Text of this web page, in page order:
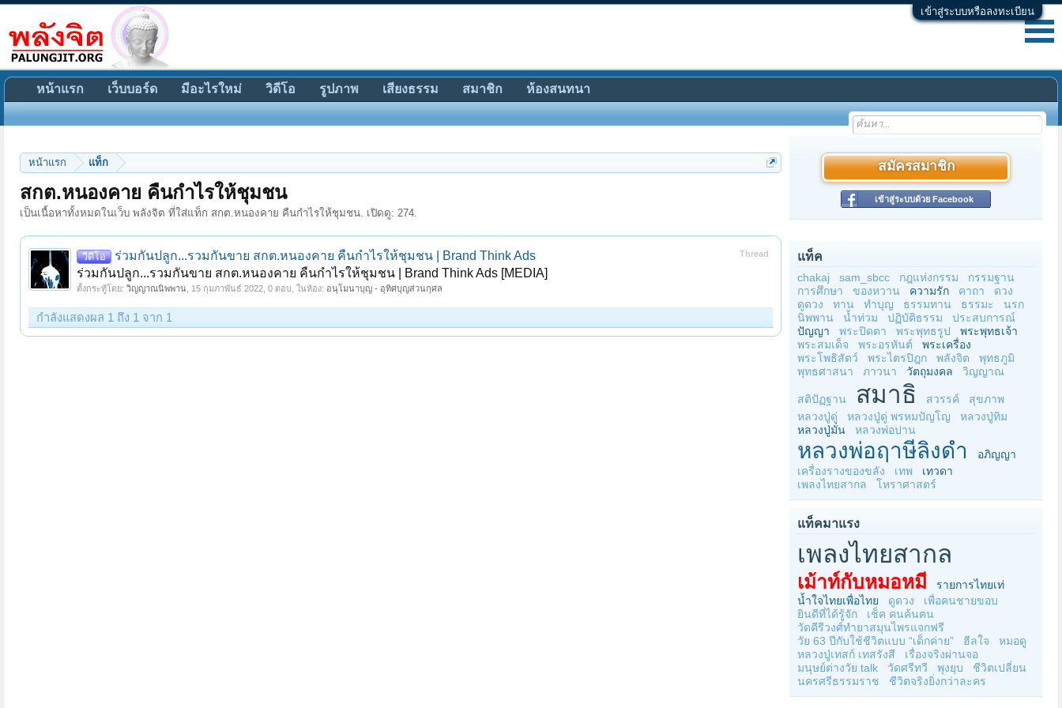
เข้าสู่ระบบหรือลงทะเบียน
หน้าแรก แท็ก
สกต.หนองคาย คืนกำไรให้ชุมชน
เป็นเนื้อหาทั้งหมดในเว็บ พลังจิต ที่ใส่แท็ก สกต.หนองคาย คืนกำไรให้ชุมชน. เปิดดู: 274.
Thread
วีดีโอ
ร่วมกันปลูก...รวมกันขาย สกต.หนองคาย คืนกำไรให้ชุมชน | Brand Think Ads
ร่วมกันปลูก...รวมกันขาย สกต.หนองคาย คืนกำไรให้ชุมชน | Brand Think Ads [MEDIA]
ตั้งกระทู้โดย: วิญญาณนิพพาน 15 กุมภาพันธ์ 2022 , 0 ตอบ, ในห้อง: อนุโมนาบุญ - อุทิศบุญส่วนกุศล
กำลังแสดงผล 1 ถึง 1 จาก 1
สมัครสมาชิก
เข้าสู่ระบบด้วย Facebook
แท็ค
chakaj sam_sbcc กฎแห่งกรรม
กรรมฐาน
การศึกษา
ของหวาน ความรัก คาถา
ดวง
ดูดวง
ทาน ทำบุญ ธรรมทาน ธรรมะ
นรก
นิพพาน
น้ำท่วม ปฏิบัติธรรม
ประสบการณ์
ปัญญา
พระปิดตา พระพุทธรูป
พระพุทธเจ้า
พระสมเด็จ
พระอรหันต์
พระเครื่อง
พระโพธิสัตว์
พระไตรปิฎก พลังจิต
พุทธภูมิ
พุทธศาสนา
ภาวนา วัตถุมงคล วิญญาณ
สติปัฏฐาน สมาธิ สวรรค์
สุขภาพ
หลวงปู่ดู่
หลวงปู่ดู่ พรหมปัญโญ
หลวงปู่ทิม
หลวงปู่มั่น
หลวงพ่อปาน
หลวงพ่อฤาษีลิงดำ
อภิญญา
เครื่องรางของขลัง
เทพ
เทวดา
เพลงไทยสากล
โหราศาสตร์
แท็คมาแรง
เพลงไทยสากล
เม้าท์กับหมอหมี
รายการไทยเท่
น้ำใจไทยเพื่อไทย
ดูดวง
เพื่อคนชายขอบ
ยินดีที่ได้รู้จัก
เช็ค คนค้นฅน
วัดคีรีวงศ์ทำยาสมุนไพรแจกฟรี
วัย 63 ปีกับใช้ชีวิตแบบ “เด็กค่าย”
ฮีลใจ
หมอดู
หลวงปู่เทสก์ เทสรังสี
เรื่องจริงผ่านจอ
มนุษย์ต่างวัย talk
วัดศรีทวี พุงยุบ
ชีวิตเปลี่ยน
นครศรีธรรมราช
ชีวิตจริงยิ่งกว่าละคร
หน้าแรก เว็บบอร์ด มีอะไรใหม่ วิดีโอ รูปภาพ เสียงธรรม สมาชิก ห้องสนทนา